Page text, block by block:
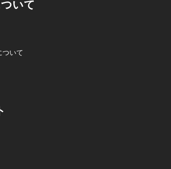
いて
ついて